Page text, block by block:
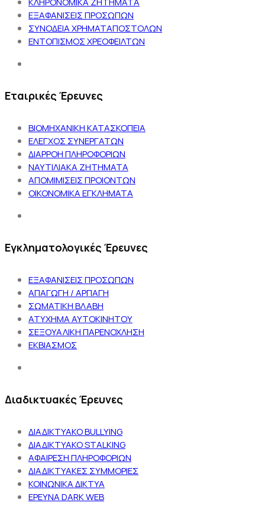
ΕΞΑΦΑΝΙΣΕΙΣ ΠΡΟΣΩΠΩΝ
ΣΥΝΟΔΕΙΑ ΧΡΗΜΑΤΑΠΟΣΤΟΛΩΝ
ΕΝΤΟΠΙΣΜΟΣ ΧΡΕΟΦΕΙΛΤΩΝ
Εταιρικές Έρευνες
ΒΙΟΜΗΧΑΝΙΚΗ ΚΑΤΑΣΚΟΠΕΙΑ
ΕΛΕΓΧΟΣ ΣΥΝΕΡΓΑΤΩΝ
ΔΙΑΡΡΟΗ ΠΛΗΡΟΦΟΡΙΩΝ
ΝΑΥΤΙΛΙΑΚΑ ΖΗΤΗΜΑΤΑ
ΑΠΟΜΙΜΙΣΕΙΣ ΠΡΟΙΟΝΤΩΝ
ΟΙΚΟΝΟΜΙΚΑ ΕΓΚΛΗΜΑΤΑ
Εγκληματολογικές Έρευνες
ΕΞΑΦΑΝΙΣΕΙΣ ΠΡΟΣΩΠΩΝ
ΑΠΑΓΩΓΗ / ΑΡΠΑΓΗ
ΣΩΜΑΤΙΚΗ ΒΛΑΒΗ
ΑΤΥΧΗΜΑ ΑΥΤΟΚΙΝΗΤΟΥ
ΣΕΞΟΥΑΛΙΚΗ ΠΑΡΕΝΟΧΛΗΣΗ
ΕΚΒΙΑΣΜΟΣ
Διαδικτυακές Έρευνες
ΔΙΑΔΙΚΤΥΑΚΟ BULLYING
ΔΙΑΔΙΚΤΥΑΚΟ STALKING
ΑΦΑΙΡΕΣΗ ΠΛΗΡΟΦΟΡΙΩΝ
ΔΙΑΔΙΚΤΥΑΚΕΣ ΣΥΜΜΟΡΙΕΣ
ΚΟΙΝΩΝΙΚΑ ΔΙΚΤΥΑ
ΕΡΕΥΝΑ DARK WEB